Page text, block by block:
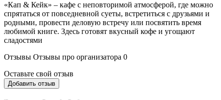
«Кап & Кейк» – кафе с неповторимой атмосферой, где можно
спрятаться от повседневной суеты, встретиться с друзьями и
родными, провести деловую встречу или посвятить время
любимой книге. Здесь готовят вкусный кофе и угощают
сладостями
Отзывы Отзывы про организатора 0
Оставьте свой отзыв
Добавить отзыв